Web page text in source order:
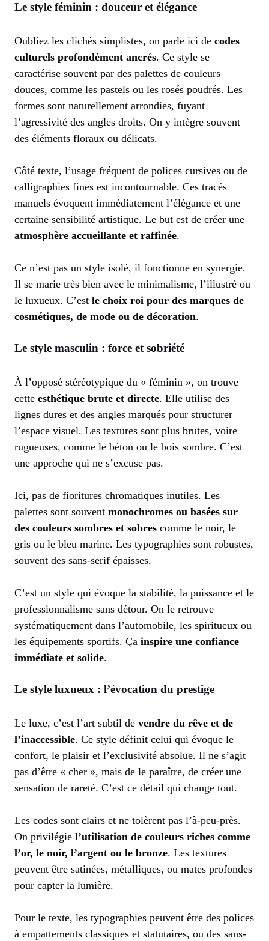
Le style féminin : douceur et élégance
Oubliez les clichés simplistes, on parle ici de codes
culturels profondément ancrés. Ce style se
caractérise souvent par des palettes de couleurs
douces, comme les pastels ou les rosés poudrés. Les
formes sont naturellement arrondies, fuyant
l’agressivité des angles droits. On y intègre souvent
des éléments floraux ou délicats.
Côté texte, l’usage fréquent de polices cursives ou de
calligraphies fines est incontournable. Ces tracés
manuels évoquent immédiatement l’élégance et une
certaine sensibilité artistique. Le but est de créer une
atmosphère accueillante et raffinée.
Ce n’est pas un style isolé, il fonctionne en synergie.
Il se marie très bien avec le minimalisme, l’illustré ou
le luxueux. C’est le choix roi pour des marques de
cosmétiques, de mode ou de décoration.
Le style masculin : force et sobriété
À l’opposé stéréotypique du « féminin », on trouve
cette esthétique brute et directe. Elle utilise des
lignes dures et des angles marqués pour structurer
l’espace visuel. Les textures sont plus brutes, voire
rugueuses, comme le béton ou le bois sombre. C’est
une approche qui ne s’excuse pas.
Ici, pas de fioritures chromatiques inutiles. Les
palettes sont souvent monochromes ou basées sur
des couleurs sombres et sobres comme le noir, le
gris ou le bleu marine. Les typographies sont robustes,
souvent des sans-serif épaisses.
C’est un style qui évoque la stabilité, la puissance et le
professionnalisme sans détour. On le retrouve
systématiquement dans l’automobile, les spiritueux ou
les équipements sportifs. Ça inspire une confiance
immédiate et solide.
Le style luxueux : l’évocation du prestige
Le luxe, c’est l’art subtil de vendre du rêve et de
l’inaccessible. Ce style définit celui qui évoque le
confort, le plaisir et l’exclusivité absolue. Il ne s’agit
pas d’être « cher », mais de le paraître, de créer une
sensation de rareté. C’est ce détail qui change tout.
Les codes sont clairs et ne tolèrent pas l’à-peu-près.
On privilégie l’utilisation de couleurs riches comme
l’or, le noir, l’argent ou le bronze. Les textures
peuvent être satinées, métalliques, ou mates profondes
pour capter la lumière.
Pour le texte, les typographies peuvent être des polices
à empattements classiques et statutaires, ou des sans-